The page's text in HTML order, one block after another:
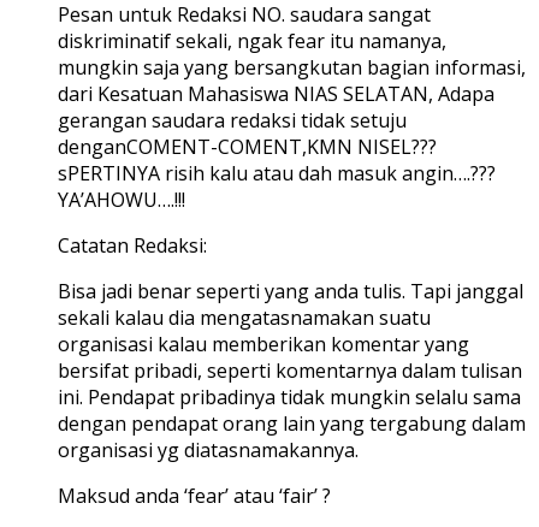
Pesan untuk Redaksi NO. saudara sangat
diskriminatif sekali, ngak fear itu namanya,
mungkin saja yang bersangkutan bagian informasi,
dari Kesatuan Mahasiswa NIAS SELATAN, Adapa
gerangan saudara redaksi tidak setuju
denganCOMENT-COMENT,KMN NISEL???
sPERTINYA risih kalu atau dah masuk angin….???
YA’AHOWU….!!!
Catatan Redaksi:
Bisa jadi benar seperti yang anda tulis. Tapi janggal
sekali kalau dia mengatasnamakan suatu
organisasi kalau memberikan komentar yang
bersifat pribadi, seperti komentarnya dalam tulisan
ini. Pendapat pribadinya tidak mungkin selalu sama
dengan pendapat orang lain yang tergabung dalam
organisasi yg diatasnamakannya.
Maksud anda ‘fear’ atau ‘fair’ ?